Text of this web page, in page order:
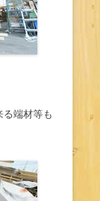
端材等も